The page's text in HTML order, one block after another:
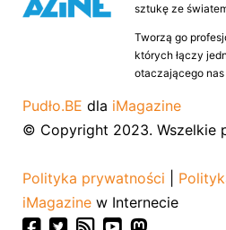
sztukę ze
Tworzą go
których łączy
otaczającego
Pudło.BE dla iMagazine
© Copyright 2023. Wszelkie
Polityka prywatności
iMagazine w Internecie